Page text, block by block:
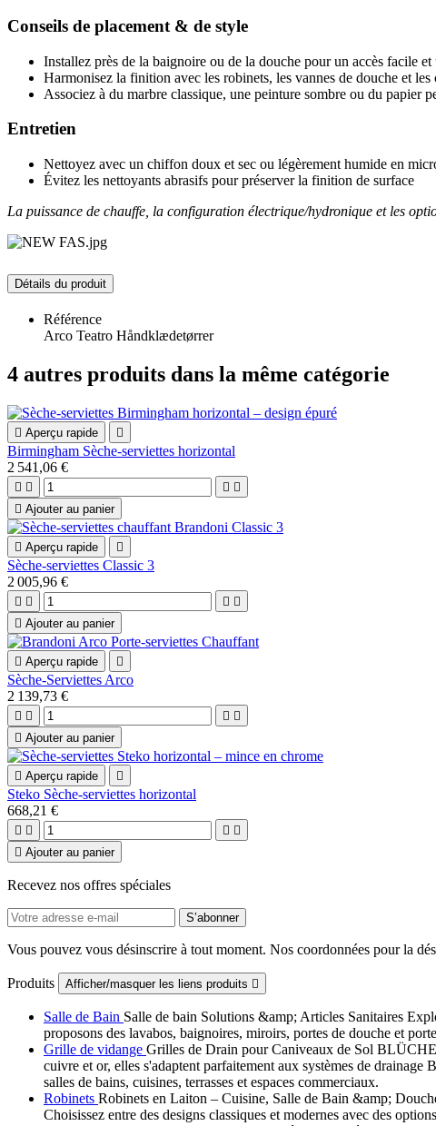
Conseils de placement & de style
Installez près de la baignoire ou de la douche pour un accès facile et
Harmonisez la finition avec les robinets, les vannes de douche et
Associez à du marbre classique, une peinture sombre ou du papier
Entretien
Nettoyez avec un chiffon doux et sec ou légèrement humide en
Évitez les nettoyants abrasifs pour préserver la finition de surface
La puissance de chauffe, la configuration électrique/hydronique et les
Détails du produit
Référence
Arco Teatro Håndklædetørrer
4 autres produits dans la même catégorie
 Aperçu rapide 
Birmingham Sèche-serviettes horizontal
2 541,06 €
   
 Ajouter au panier
 Aperçu rapide 
Sèche-serviettes Classic 3
2 005,96 €
   
 Ajouter au panier
 Aperçu rapide 
Sèche-Serviettes Arco
2 139,73 €
   
 Ajouter au panier
 Aperçu rapide 
Steko Sèche-serviettes horizontal
668,21 €
   
 Ajouter au panier
Recevez nos offres spéciales
Vous pouvez vous désinscrire à tout moment. Nos coordonnées pour la
Produits Afficher/masquer les liens produits 
Salle de Bain Salle de bain Solutions &amp; Articles Sanitaires
proposons des lavabos, baignoires, miroirs, portes de douche et
Grille de vidange Grilles de Drain pour Caniveaux de Sol
cuivre et or, elles s'adaptent parfaitement aux systèmes de
salles de bains, cuisines, terrasses et espaces commerciaux.
Robinets Robinets en Laiton – Cuisine, Salle de Bain &amp;
Choisissez entre des designs classiques et modernes avec des